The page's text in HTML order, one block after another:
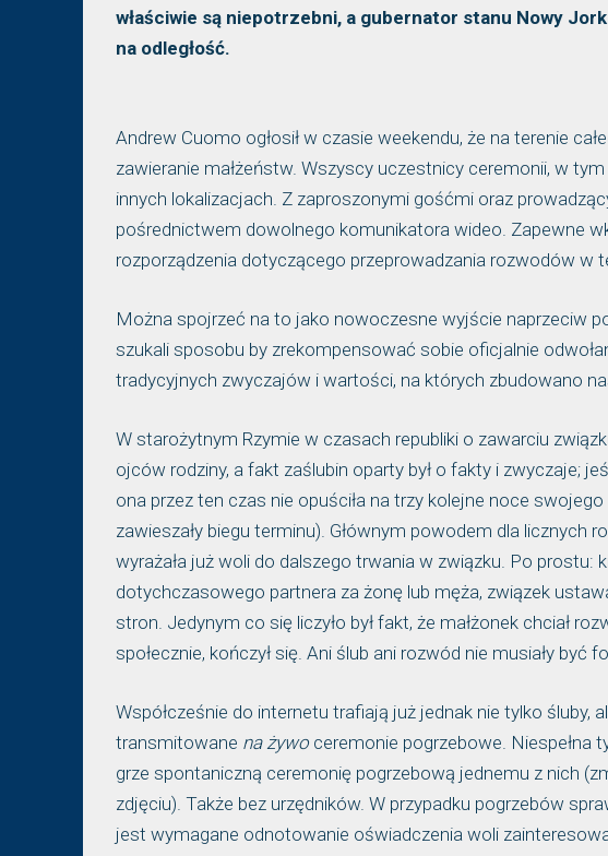
właściwie są niepotrzebni, a gubernator stanu Nowy
na odległość.
Andrew Cuomo ogłosił w czasie weekendu, że na terenie
zawieranie małżeństw. Wszyscy uczestnicy ceremonii, w
innych lokalizacjach. Z zaproszonymi gośćmi oraz
pośrednictwem dowolnego komunikatora wideo. Zapewne
rozporządzenia dotyczącego przeprowadzania rozwodów w
Można spojrzeć na to jako nowoczesne wyjście naprzeciw
szukali sposobu by zrekompensować sobie oficjalnie
tradycyjnych zwyczajów i wartości, na których zbudowano
W starożytnym Rzymie w czasach republiki o zawarciu
ojców rodziny, a fakt zaślubin oparty był o fakty i zwyczaje;
ona przez ten czas nie opuściła na trzy kolejne noce
zawieszały biegu terminu). Głównym powodem dla licznych
wyrażała już woli do dalszego trwania w związku. Po prostu:
dotychczasowego partnera za żonę lub męża, związek
stron. Jedynym co się liczyło był fakt, że małżonek chciał
społecznie, kończył się. Ani ślub ani rozwód nie musiały być
Współcześnie do internetu trafiają już jednak nie tylko śluby,
transmitowane na żywo ceremonie pogrzebowe. Niespełna
grze spontaniczną ceremonię pogrzebową jednemu z nich
zdjęciu). Także bez urzędników. W przypadku pogrzebów
jest wymagane odnotowanie oświadczenia woli